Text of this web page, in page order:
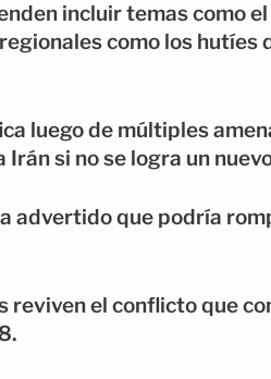
incluir temas como
como los hutíes
luego de múltiples
si no se logra un
advertido que podría
reviven el conflicto que